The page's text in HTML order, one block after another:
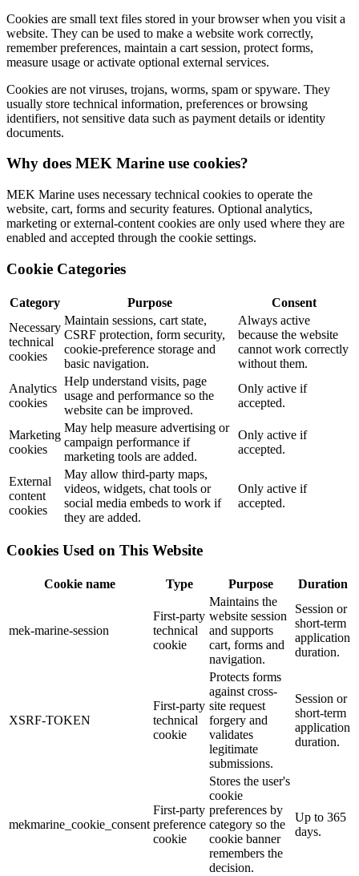
Cookies are small text files stored in your browser when you visit a
website. They can be used to make a website work correctly,
remember preferences, maintain a cart session, protect forms,
measure usage or activate optional external services.
Cookies are not viruses, trojans, worms, spam or spyware. They
usually store technical information, preferences or browsing
identifiers, not sensitive data such as payment details or identity
documents.
Why does MEK Marine use cookies?
MEK Marine uses necessary technical cookies to operate the
website, cart, forms and security features. Optional analytics,
marketing or external-content cookies are only used where they are
enabled and accepted through the cookie settings.
Cookie Categories
Category Purpose
Consent
Necessary
technical
cookies
Maintain sessions, cart state,
CSRF protection, form security,
cookie-preference storage and
basic navigation.
Always active
because the website
cannot work correctly
without them.
Analytics
cookies
Help understand visits, page
usage and performance so the
website can be improved.
Only active if
accepted.
Marketing
cookies
May help measure advertising or
campaign performance if
marketing tools are added.
Only active if
accepted.
External
content
cookies
May allow third-party maps,
videos, widgets, chat tools or
social media embeds to work if
they are added.
Only active if
accepted.
Cookies Used on This Website
Cookie name Type Purpose Duration
mek-marine-session
First-party
technical
cookie
Maintains the
website session
and supports
cart, forms and
navigation.
Session or
short-term
application
duration.
XSRF-TOKEN
First-party
technical
cookie
Protects forms
against cross-
site request
forgery and
validates
legitimate
submissions.
Session or
short-term
application
duration.
mekmarine_cookie_consent
First-party
preference
cookie
Stores the user's
cookie
preferences by
category so the
cookie banner
remembers the
decision.
Up to 365
days.